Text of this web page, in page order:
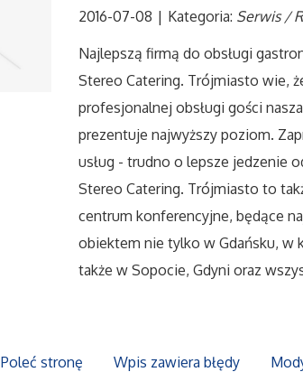
2016-07-08 | Kategoria: Serwis /
Najlepszą firmą do obsługi
Stereo Catering. Trójmiasto wie,
profesjonalnej obsługi gości
prezentuje najwyższy poziom.
usług - trudno o lepsze jedzenie
Stereo Catering. Trójmiasto to
centrum konferencyjne, będące
obiektem nie tylko w Gdańsku, w
także w Sopocie, Gdyni oraz
Poleć stronę Wpis zawiera błędy